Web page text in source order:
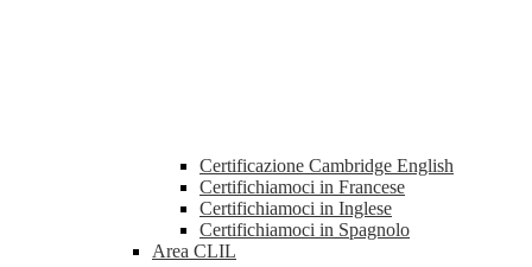
Certificazione Cambridge English
Certifichiamoci in Francese
Certifichiamoci in Inglese
Certifichiamoci in Spagnolo
Area CLIL